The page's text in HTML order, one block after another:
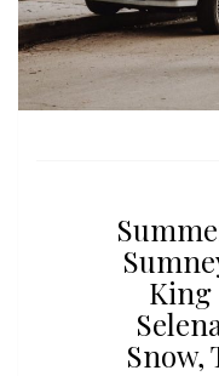
King
Snow,